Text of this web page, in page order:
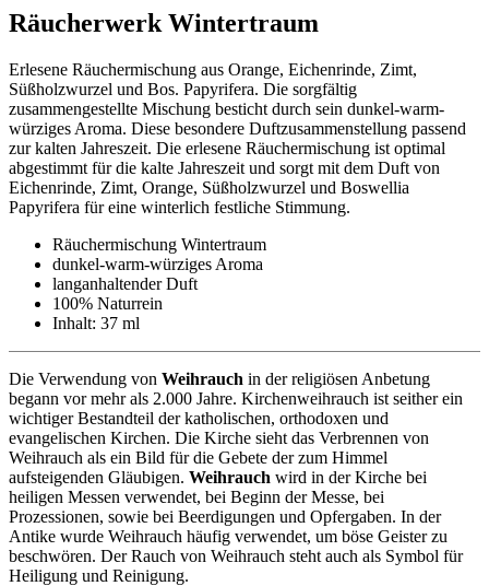
Räucherwerk Wintertraum
Erlesene Räuchermischung aus Orange, Eichenrinde, Zimt,
Süßholzwurzel und Bos. Papyrifera. Die sorgfältig
zusammengestellte Mischung besticht durch sein dunkel-warm-
würziges Aroma. Diese besondere Duftzusammenstellung passend
zur kalten Jahreszeit. Die erlesene Räuchermischung ist optimal
abgestimmt für die kalte Jahreszeit und sorgt mit dem Duft von
Eichenrinde, Zimt, Orange, Süßholzwurzel und Boswellia
Papyrifera für eine winterlich festliche Stimmung.
Räuchermischung Wintertraum
dunkel-warm-würziges Aroma
langanhaltender Duft
100% Naturrein
Inhalt: 37 ml
Die Verwendung von Weihrauch in der religiösen Anbetung
begann vor mehr als 2.000 Jahre. Kirchenweihrauch ist seither ein
wichtiger Bestandteil der katholischen, orthodoxen und
evangelischen Kirchen. Die Kirche sieht das Verbrennen von
Weihrauch als ein Bild für die Gebete der zum Himmel
aufsteigenden Gläubigen. Weihrauch wird in der Kirche bei
heiligen Messen verwendet, bei Beginn der Messe, bei
Prozessionen, sowie bei Beerdigungen und Opfergaben. In der
Antike wurde Weihrauch häufig verwendet, um böse Geister zu
beschwören. Der Rauch von Weihrauch steht auch als Symbol für
Heiligung und Reinigung.